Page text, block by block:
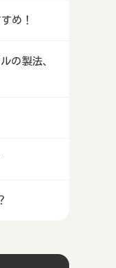
め！
の製法、